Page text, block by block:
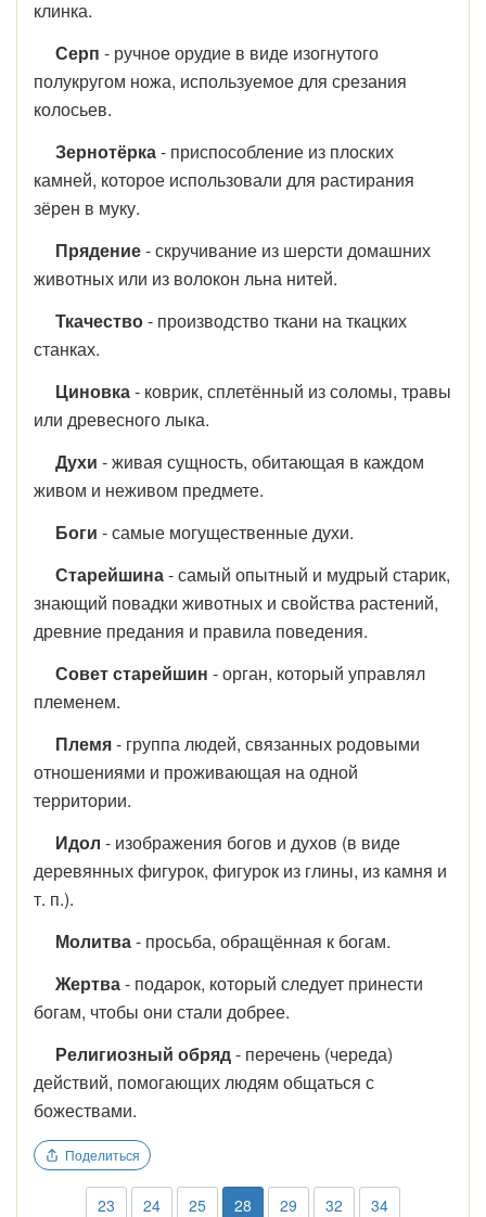
клинка.
Серп - ручное орудие в виде изогнутого
полукругом ножа, используемое для срезания
колосьев.
Зернотёрка- приспособление из плоских
камней, которое использовали для растирания
зёрен в муку.
Прядение- скручивание из шерсти домашних
животных или из волокон льна нитей.
Ткачество- производство ткани на ткацких
станках.
Циновка- коврик, сплетённый из соломы, травы
или древесного лыка.
Духи - живая сущность, обитающая в каждом
живом и неживом предмете.
Боги - самые могущественные духи.
Старейшина- самый опытный и мудрый старик,
знающий повадки животных и свойства растений,
древние предания и правила поведения.
Совет старейшин - орган, который управлял
племенем.
Племя- группа людей, связанных родовыми
отношениями и проживающая на одной
территории.
Идол - изображения богов и духов (в виде
деревянных фигурок, фигурок из глины, из камня и
т. п.).
Молитва- просьба, обращённая к богам.
Жертва- подарок, который следует принести
богам, чтобы они стали добрее.
Религиозный обряд- перечень (череда)
действий, помогающих людям общаться с
божествами.
Поделиться
23 24 25 28 29 32 34